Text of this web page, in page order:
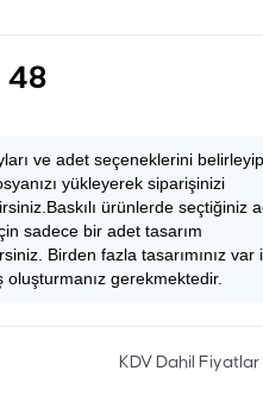
48
ve adet seçeneklerini belirleyip
yükleyerek siparişinizi
ürünlerde seçtiğiniz
sadece bir adet tasarım
Birden fazla tasarımınız var
oluşturmanız gerekmektedir.
KDV Dahil Fiyatlar